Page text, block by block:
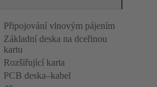
Připojování vlnovým pájením
Základní deska na dceřinou
kartu
Rozšiřující karta
PCB deska–kabel